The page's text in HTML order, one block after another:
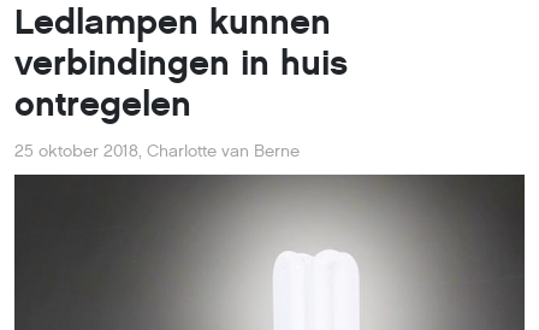
Ledlampen kunnen
verbindingen in huis
ontregelen
25 oktober 2018, Charlotte van Berne